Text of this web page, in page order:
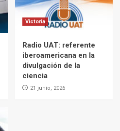
Victoria
Radio UAT: referente
iberoamericana en la
divulgación de la
ciencia
21 junio, 2026